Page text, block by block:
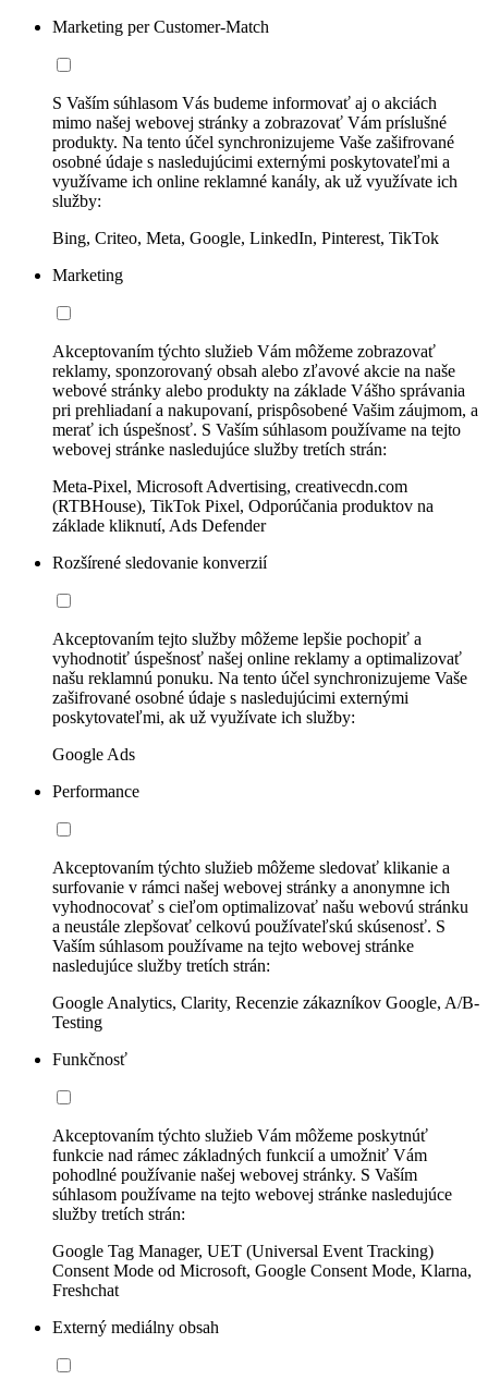
Marketing per Customer-Match
S Vaším súhlasom Vás budeme informovať aj o akciách
mimo našej webovej stránky a zobrazovať Vám príslušné
produkty. Na tento účel synchronizujeme Vaše zašifrované
osobné údaje s nasledujúcimi externými poskytovateľmi a
využívame ich online reklamné kanály, ak už využívate ich
služby:
Bing, Criteo, Meta, Google, LinkedIn, Pinterest, TikTok
Marketing
Akceptovaním týchto služieb Vám môžeme zobrazovať
reklamy, sponzorovaný obsah alebo zľavové akcie na naše
webové stránky alebo produkty na základe Vášho správania
pri prehliadaní a nakupovaní, prispôsobené Vašim záujmom, a
merať ich úspešnosť. S Vaším súhlasom používame na tejto
webovej stránke nasledujúce služby tretích strán:
Meta-Pixel, Microsoft Advertising, creativecdn.com
(RTBHouse), TikTok Pixel, Odporúčania produktov na
základe kliknutí, Ads Defender
Rozšírené sledovanie konverzií
Akceptovaním tejto služby môžeme lepšie pochopiť a
vyhodnotiť úspešnosť našej online reklamy a optimalizovať
našu reklamnú ponuku. Na tento účel synchronizujeme Vaše
zašifrované osobné údaje s nasledujúcimi externými
poskytovateľmi, ak už využívate ich služby:
Google Ads
Performance
Akceptovaním týchto služieb môžeme sledovať klikanie a
surfovanie v rámci našej webovej stránky a anonymne ich
vyhodnocovať s cieľom optimalizovať našu webovú stránku
a neustále zlepšovať celkovú používateľskú skúsenosť. S
Vaším súhlasom používame na tejto webovej stránke
nasledujúce služby tretích strán:
Google Analytics, Clarity, Recenzie zákazníkov Google, A/B-
Testing
Funkčnosť
Akceptovaním týchto služieb Vám môžeme poskytnúť
funkcie nad rámec základných funkcií a umožniť Vám
pohodlné používanie našej webovej stránky. S Vaším
súhlasom používame na tejto webovej stránke nasledujúce
služby tretích strán:
Google Tag Manager, UET (Universal Event Tracking)
Consent Mode od Microsoft, Google Consent Mode, Klarna,
Freshchat
Externý mediálny obsah